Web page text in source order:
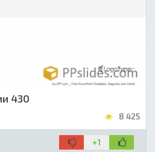
430
8 425
+1